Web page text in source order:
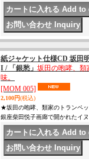
紙ジャケット仕様CD 坂田
I / 「銀愁」 坂田の咆哮、類
味。
[MOM 005]
2,100円(税込)
★坂田の咆哮、類家のトランペ
銀座柴田悦子画廊で開かれたイ